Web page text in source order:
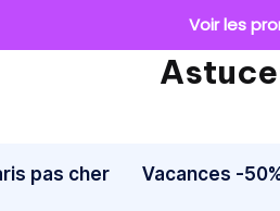
pas cher Vacances -
Voir les